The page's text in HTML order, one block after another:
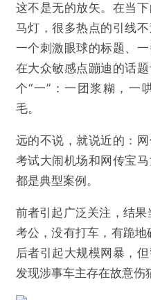
这不是无的放矢。在当
马灯，很多热点的引线
一个刺激眼球的标题、
在大众敏感点蹦迪的话
个“一”：一团浆糊，一
毛。
远的不说，就说近的：
考试大闹机场和网传宝
都是典型案例。
前者引起广泛关注，结果
考公，没有打车，有跪地
后者引起大规模网暴，
发现涉事车主存在故意伤